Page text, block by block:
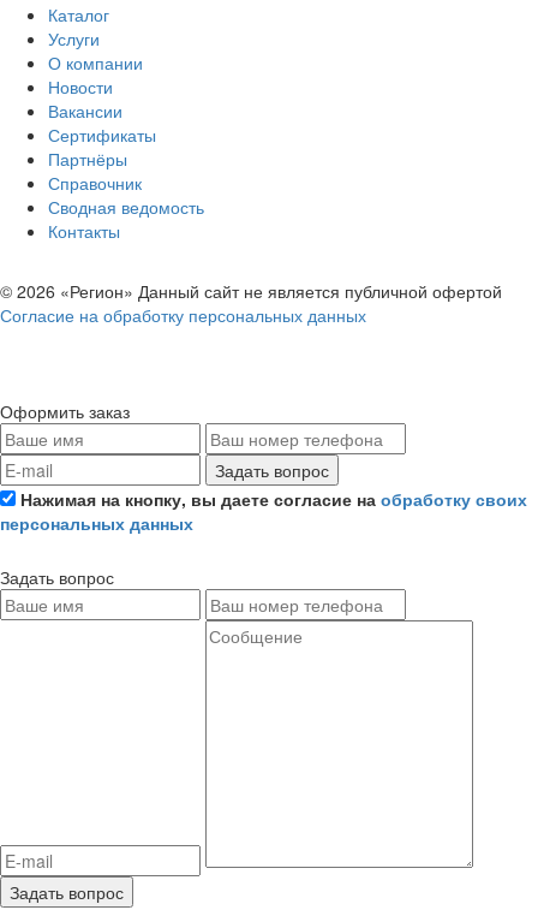
Каталог
Услуги
О компании
Новости
Вакансии
Сертификаты
Партнёры
Справочник
Сводная ведомость
Контакты
© 2026 «Регион» Данный сайт не является публичной офертой
Согласие на обработку персональных данных
Оформить заказ
Задать вопрос
Нажимая на кнопку, вы даете согласие на обработку своих
персональных данных
Задать вопрос
Задать вопрос